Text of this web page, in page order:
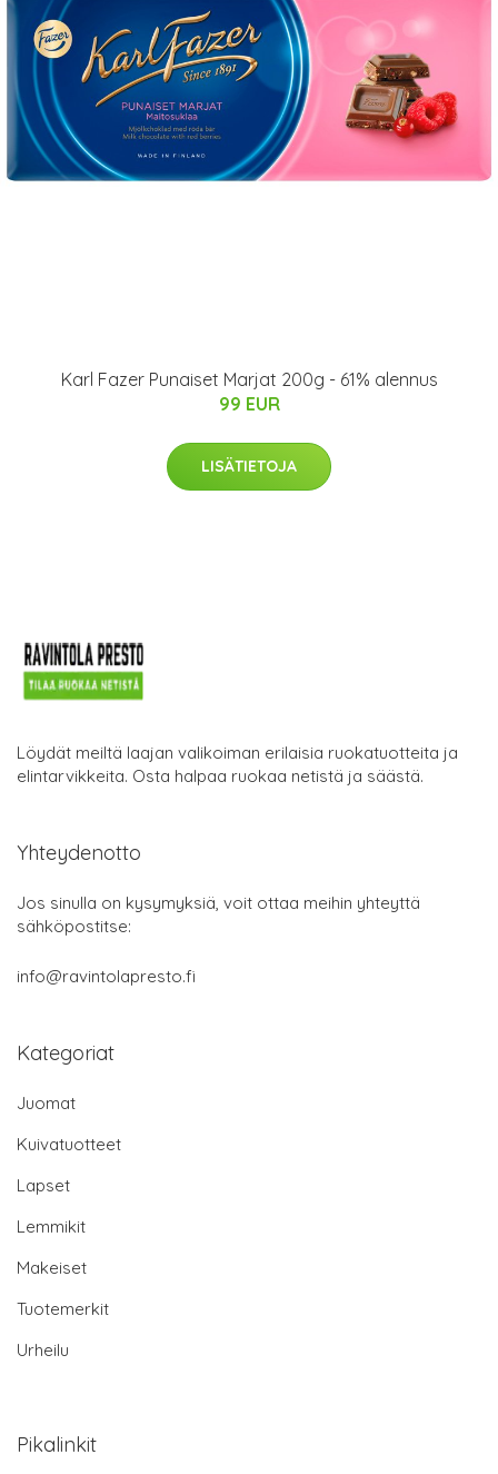
Karl Fazer Punaiset Marjat 200g - 61% alennus
99 EUR
LISÄTIETOJA
Löydät meiltä laajan valikoiman erilaisia ruokatuotteita ja
elintarvikkeita. Osta halpaa ruokaa netistä ja säästä.
Yhteydenotto
Jos sinulla on kysymyksiä, voit ottaa meihin yhteyttä
sähköpostitse:
info@ravintolapresto.fi
Kategoriat
Juomat
Kuivatuotteet
Lapset
Lemmikit
Makeiset
Tuotemerkit
Urheilu
Pikalinkit